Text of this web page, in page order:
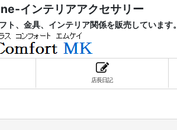
インテリアアクセサリー
、金具、インテリア関係を販売しています。
店長日記